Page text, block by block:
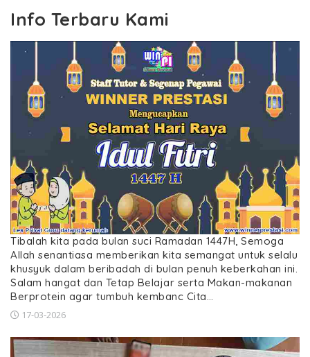
Info Terbaru Kami
Tibalah kita pada bulan suci Ramadan 1447H, Semoga
Allah senantiasa memberikan kita semangat untuk selalu
khusyuk dalam beribadah di bulan penuh keberkahan ini.
Salam hangat dan Tetap Belajar serta Makan-makanan
Berprotein agar tumbuh kembanc Cita…
17-03-2026